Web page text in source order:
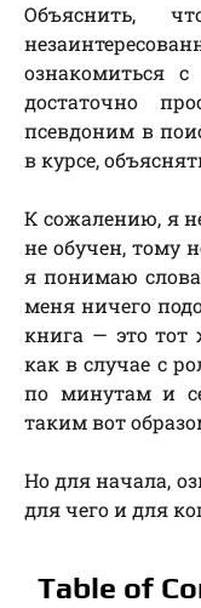
Объяснить,
ознакомиться
достаточно
псевдоним в
в курсе,
К сожалению, я
не обучен, тому
я понимаю
меня ничего
книга — это
как в случае с
по минутам и
таким вот
Но для начала,
для чего и для
Table of